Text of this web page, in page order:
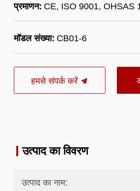
प्रमाणन: CE, ISO 9001, OHSAS
मॉडल संख्या: CB01-6
हमसे संपर्क करें
उत्पाद का विवरण
उत्पाद का नाम: